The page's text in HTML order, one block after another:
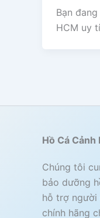
Bạn
HCM uy
Hồ Cá Cảnh
Chúng tôi
bảo dưỡng
hỗ trợ người
chính hãng